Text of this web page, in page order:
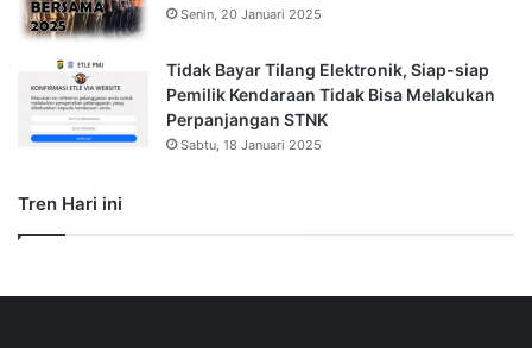
Senin, 20 Januari 2025
Tidak Bayar Tilang Elektronik, Siap-siap
Pemilik Kendaraan Tidak Bisa Melakukan
Perpanjangan STNK
Sabtu, 18 Januari 2025
Tren Hari ini